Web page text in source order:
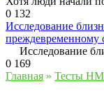
0 132
Исследование
преждевременному
Исследование
0 169
Главная » Тесты